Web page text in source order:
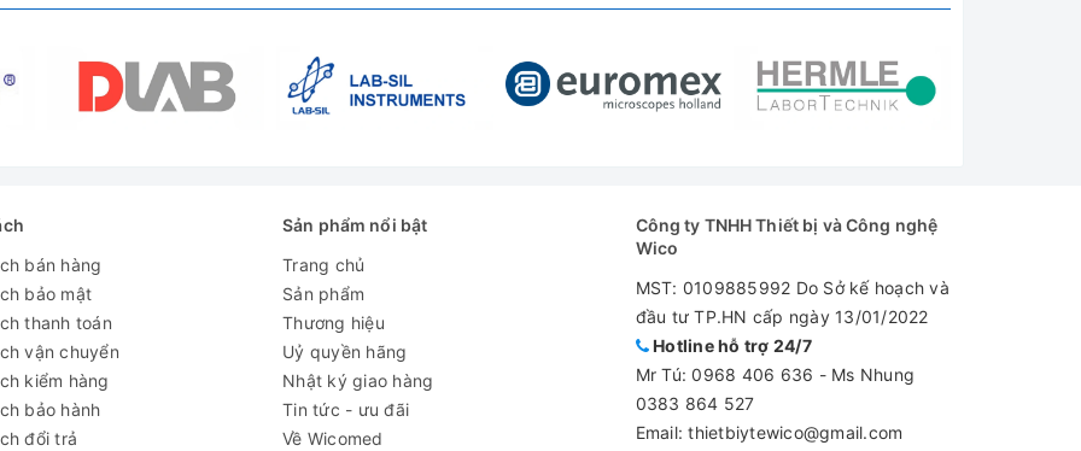
bán hàng
bảo mật
thanh toán
vận chuyển
kiểm hàng
bảo hành
đổi trả
Sản phẩm nổi bật
Trang chủ
Sản phẩm
Thương hiệu
Uỷ quyền hãng
Nhật ký giao hàng
Tin tức - ưu đãi
Về Wicomed
Công ty TNHH Thiết bị và Công nghệ
Wico
MST: 0109885992 Do Sở kế hoạch và
đầu tư TP.HN cấp ngày 13/01/2022
Hotline hỗ trợ 24/7
Mr Tú:0968 406 636 - Ms Nhung
0383 864 527
Email: thietbiytewico@gmail.com